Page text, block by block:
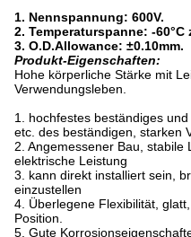
1. Nennspannung: 600V.
2. Temperaturspanne: -60°C
3. O.D.Allowance: ±0.10mm.
Produkt-Eigenschaften:
Hohe körperliche Stärke mit
Verwendungsleben.
1. hochfestes beständiges
etc. des beständigen, starken
2. Angemessener Bau, stabile
elektrische Leistung
3. kann direkt installiert sein,
einzustellen
4. Überlegene Flexibilität,
Position.
5. Gute